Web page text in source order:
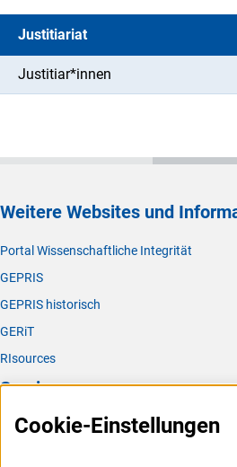
Justitiariat
Justitiar*innen
Weitere Websites und
Portal Wissenschaftliche Integrität
GEPRIS
GEPRIS historisch
GERiT
RIsources
Service
Presse
Cookie-Einstellungen